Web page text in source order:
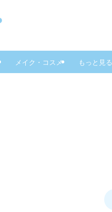
メイク・コスメ もっと見る